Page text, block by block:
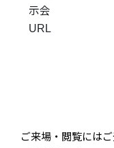
示会
URL
ご来場・閲覧には